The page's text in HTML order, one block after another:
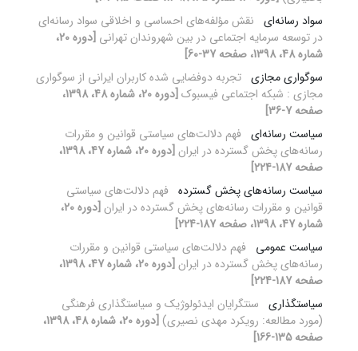
سواد رسانه‌ای نقش مؤلفه‌های احساسی و اخلاقی سواد رسانه‌ای
در توسعه سرمایه اجتماعی در بین شهروندان تهرانی
[دوره 20،
شماره 48، 1398، صفحه 37-60]
سوگواری مجازی تجربه دوفضایی شده کاربران ایرانی از سوگواری
مجازی : شبکه اجتماعی فیسبوک
[دوره 20، شماره 48، 1398،
صفحه 7-36]
سیاست رسانه‌ای فهم دلالت‌های سیاستی قوانین و مقررات
رسانه‌های پخش گسترده در ایران
[دوره 20، شماره 47، 1398،
صفحه 187-224]
سیاست رسانه‌های پخش گسترده فهم دلالت‌های سیاستی
قوانین و مقررات رسانه‌های پخش گسترده در ایران
[دوره 20،
شماره 47، 1398، صفحه 187-224]
سیاست عمومی
فهم دلالت‌های سیاستی قوانین و مقررات
رسانه‌های پخش گسترده در ایران
[دوره 20، شماره 47، 1398،
صفحه 187-224]
سیاستگذاری
سنت‎گرایان ایدئولوژیک و سیاستگذاری فرهنگی
(مورد مطالعه: رویکرد مهدی نصیری)
[دوره 20، شماره 48، 1398،
صفحه 135-166]